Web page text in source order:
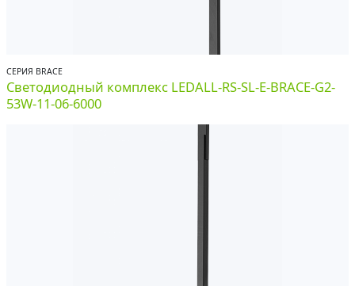
СЕРИЯ BRACE
Светодиодный комплекс LEDALL-RS-SL-E-BRACE-G2-
53W-11-06-6000